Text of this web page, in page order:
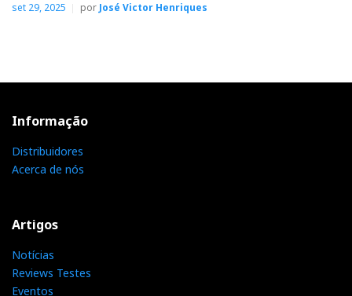
set 29, 2025 por José Victor Henriques
Informação
Distribuidores
Acerca de nós
Artigos
Notícias
Reviews Testes
Eventos